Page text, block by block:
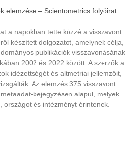
elemzése – Scientometrics folyóirat
a napokban tette közzé a visszavont
készített dolgozatot, amelynek célja,
publikációk visszavonásának
2002 és 2022 között. A szerzők a
idézettségét és altmetriai jellemzőit,
Az elemzés 375 visszavont
bejegyzésen alapul, melyek
országot és intézményt érintenek.